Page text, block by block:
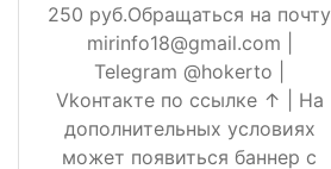
250 руб.Обращаться на почту
mirinfo18@gmail.com |
Telegram @hokerto |
Vkонтакте по ссылке ↑ | На
дополнительных условиях
может появиться баннер с